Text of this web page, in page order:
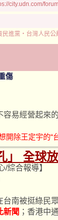
city.udn.com/
民進黨‧台灣人民公
傷
易經營起來
開除王定宇的“
」 全球
/綜合報導】
南被挺綠民
新聞 ；香港中